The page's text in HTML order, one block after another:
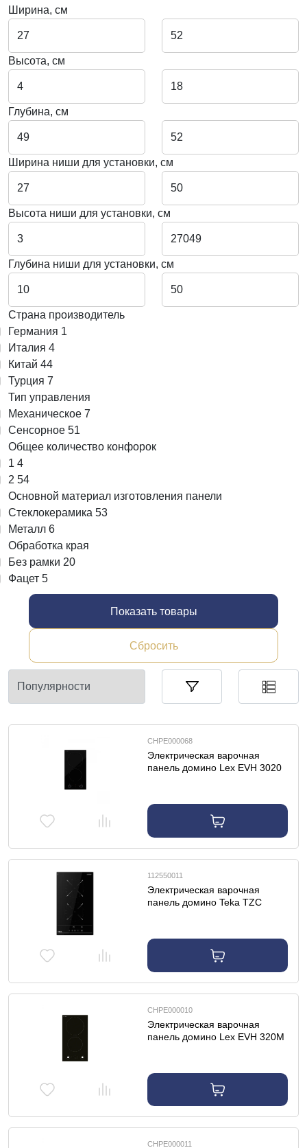
Ширина, см
Высота, см
Глубина, см
Ширина ниши для установки, см
Высота ниши для установки, см
Глубина ниши для установки, см
Страна производитель
Германия 1
Италия 4
Китай 44
Турция 7
Тип управления
Механическое 7
Сенсорное 51
Общее количество конфорок
1 4
2 54
Основной материал изготовления панели
Cтеклокерамика 53
Металл 6
Обработка края
Без рамки 20
Фацет 5
Показать товары
Сбросить
CHPE000068
Электрическая варочная
панель домино Lex EVH 3020
электрическая
112550011
Электрическая варочная
панель домино Teka TZC
CHPE000010
Электрическая варочная
панель домино Lex EVH 320M
CHPE000011